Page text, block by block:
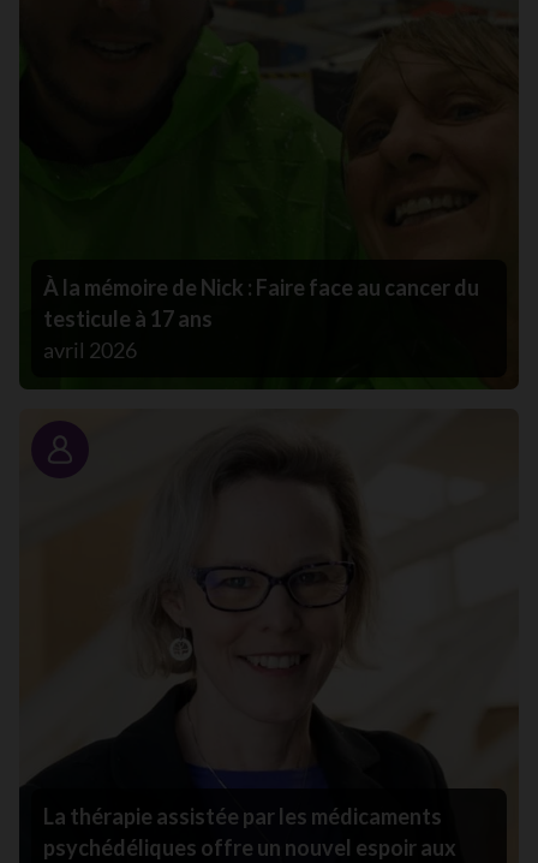
À la mémoire de Nick : Faire face au cancer du
testicule à 17 ans
avril 2026
Portrait
La thérapie assistée par les médicaments
psychédéliques offre un nouvel espoir aux